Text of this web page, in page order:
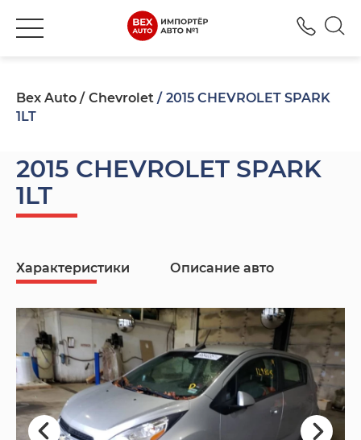
Bex Auto Chevrolet
2015 CHEVROLET SPARK
1LT
2015 CHEVROLET SPARK
1LT
Характеристики Описание авто